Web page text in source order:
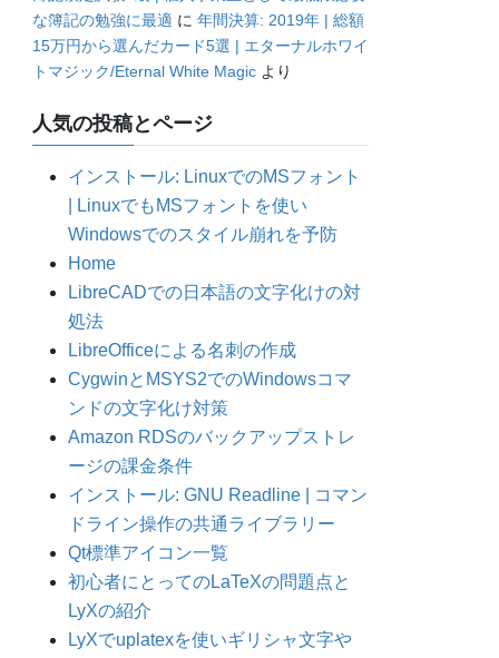
な簿記の勉強に最適 に年間決算: 2019年 | 総額
15万円から選んだカード5選 | エターナルホワイ
トマジック/Eternal White Magic より
人気の投稿とページ
インストール: LinuxでのMSフォント
| LinuxでもMSフォントを使い
Windowsでのスタイル崩れを予防
Home
LibreCADでの日本語の文字化けの対
処法
LibreOfficeによる名刺の作成
CygwinとMSYS2でのWindowsコマ
ンドの文字化け対策
Amazon RDSのバックアップストレ
ージの課金条件
インストール: GNU Readline | コマン
ドライン操作の共通ライブラリー
Qt標準アイコン一覧
初心者にとってのLaTeXの問題点と
LyXの紹介
LyXでuplatexを使いギリシャ文字や